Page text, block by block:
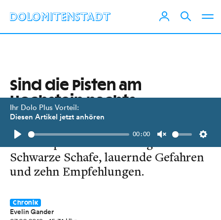
Ihr Dolo Plus Vorteil:
Diesen Artikel jetzt anhören
Play
00:00
Unmute
Sind die Pisten am
Hochstein nachts
gesperrt?
Konfliktpotenzial Tourengeher:
Schwarze Schafe, lauernde Gefahren
und zehn Empfehlungen.
Chronik
Evelin Gander